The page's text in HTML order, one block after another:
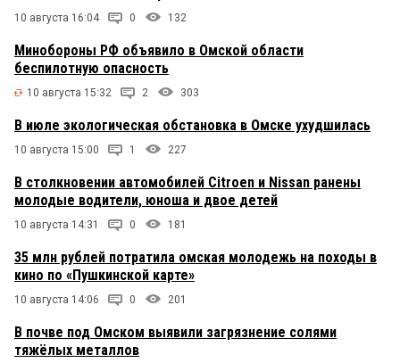
10 августа 16:04 0 132
Минобороны РФ объявило в Омской области
беспилотную опасность
10 августа 15:32 2 303
В июле экологическая обстановка в Омске ухудшилась
10 августа 15:00 1 227
В столкновении автомобилей Citroen и Nissan ранены
молодые водители, юноша и двое детей
10 августа 14:31 0 181
35 млн рублей потратила омская молодежь на походы в
кино по «Пушкинской карте»
10 августа 14:06 0 201
В почве под Омском выявили загрязнение солями
тяжёлых металлов